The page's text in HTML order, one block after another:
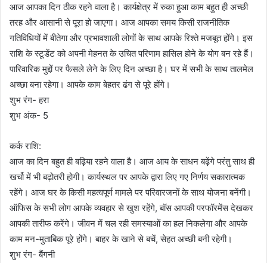
आज आपका दिन ठीक रहने वाला है। कार्यक्षेत्र में रुका हुआ काम बहुत ही अच्छी
तरह और आसानी से पूरा हो जाएगा। आज आपका समय किसी राजनीतिक
गतिविधियों में बीतेगा और प्रभावशाली लोगों के साथ आपके रिश्ते मजबूत होंगे। इस
राशि के स्टूडेंट को अपनी मेहनत के उचित परिणाम हासिल होने के योग बन रहे हैं।
पारिवारिक मुद्दों पर फैसले लेने के लिए दिन अच्छा है। घर में सभी के साथ तालमेल
अच्छा बना रहेगा। आपके काम बेहतर ढंग से पूरे होंगे।
शुभ रंग- हरा
शुभ अंक- 5
कर्क राशि:
आज का दिन बहुत ही बढ़िया रहने वाला है। आज आय के साधन बढ़ेंगे परंतु साथ ही
खर्चो में भी बढ़ोतरी होगी। कार्यस्थल पर आपके द्वारा लिए गए निर्णय सकारात्मक
रहेंगे। आज घर के किसी महत्वपूर्ण मामले पर परिवारजनों के साथ योजना बनेंगी।
ऑफिस के सभी लोग आपके व्यवहार से खुश रहेंगे, बॉस आपकी परफॉरमेंस देखकर
आपकी तारीफ करेंगे। जीवन में चल रही समस्याओं का हल निकलेगा और आपके
काम मन-मुताबिक पूरे होंगे। बाहर के खाने से बचें, सेहत अच्छी बनी रहेगी।
शुभ रंग- बैंगनी